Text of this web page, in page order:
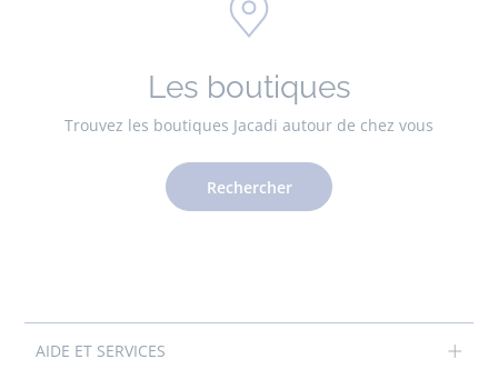
Les boutiques
Trouvez les boutiques Jacadi autour de chez vous
Rechercher
AIDE ET SERVICES